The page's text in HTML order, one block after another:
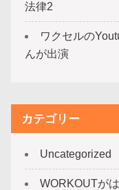
法律2
ワクセルの
んが出演
カテゴリー
Uncategorized
WORKOUTが